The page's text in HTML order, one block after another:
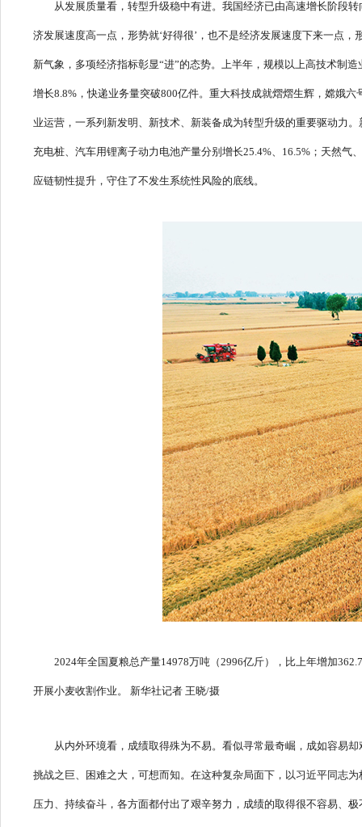
从发展质量看，转型升级稳中有进。我国经济已由高速增长阶段
济发展速度高一点，形势就‘好得很’，也不是经济发展速度下来一点
新气象，多项经济指标彰显“进”的态势。上半年，规模以上高技术制
增长8.8%，快递业务量突破800亿件。重大科技成就熠熠生辉，嫦娥
业运营，一系列新发明、新技术、新装备成为转型升级的重要驱动力
充电桩、汽车用锂离子动力电池产量分别增长25.4%、16.5%；天然
应链韧性提升，守住了不发生系统性风险的底线。
2024年全国夏粮总产量14978万吨（2996亿斤），比上年增加
开展小麦收割作业。 新华社记者 王晓/摄
从内外环境看，成绩取得殊为不易。看似寻常最奇崛，成如容易
挑战之巨、困难之大，可想而知。在这种复杂局面下，以习近平同志
压力、持续奋斗，各方面都付出了艰辛努力，成绩的取得很不容易、